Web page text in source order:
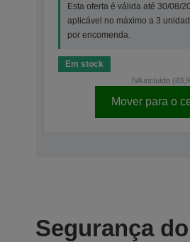
Esta oferta é válida até 30/08/
aplicável no máximo a 3
por encomenda.
Em stock
IVA incluído
Mover para o
Segurança